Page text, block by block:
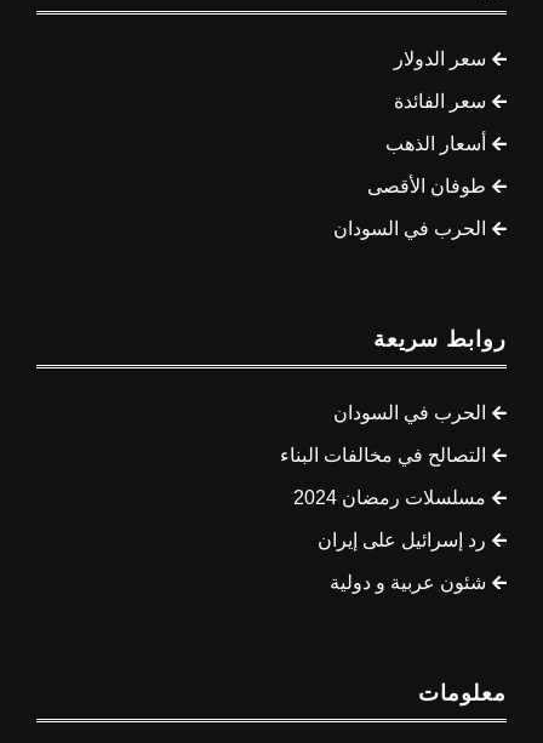
سعر الدولار
سعر الفائدة
أسعار الذهب
طوفان الأقصى
الحرب في السودان
روابط سريعة
الحرب في السودان
التصالح في مخالفات البناء
مسلسلات رمضان 2024
رد إسرائيل على إيران
شئون عربية و دولية
معلومات